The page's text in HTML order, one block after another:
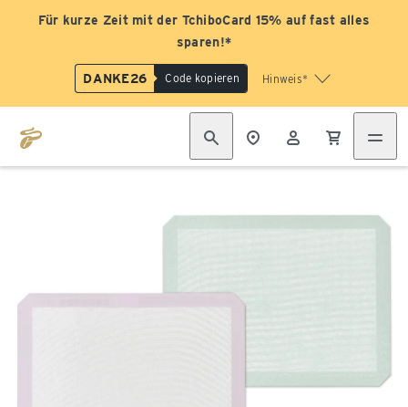
Für kurze Zeit mit der TchiboCard 15% auf fast alles
sparen!*
DANKE26 Code kopieren Hinweis*